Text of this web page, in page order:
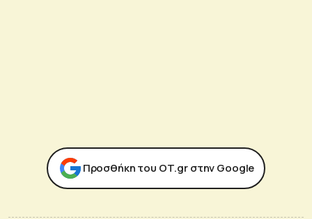
Προσθήκη του ΟΤ.gr στην Google